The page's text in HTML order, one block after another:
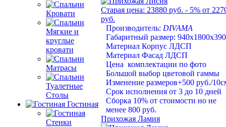
Кровати
Мягкие и
круглые
кровати
Матрасы
Туалетные
Столы
Гостиная
Стенки
Старая цена: 23880 руб. - 5% от
руб.
Производитель: DIVAMA
Габаритный размер: 940х1800х390
Материал Корпус ЛДСП
Материал Фасад ЛДСП
Цена комплектации по фото
Большой выбор цветовой гаммы
Изменение размеров+500 руб./
Срок исполнения от 3 до 10 дней
Сборка 10% от стоимости но не
менее 800 руб.
Прихожая Ламия